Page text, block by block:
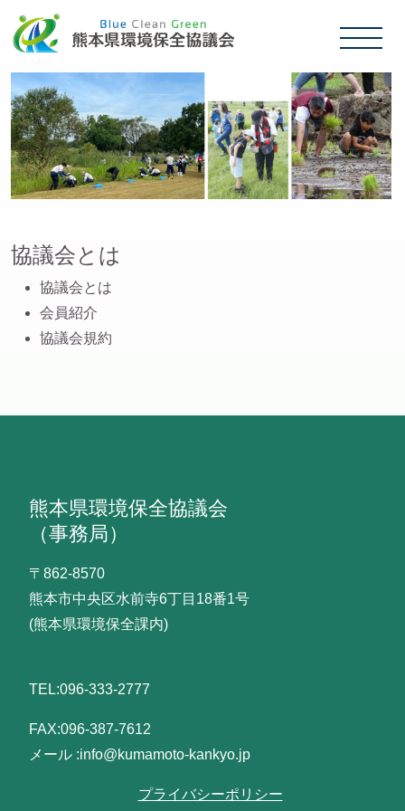
協議会とは
協議会とは
会員紹介
協議会規約
熊本県環境保全協議会
（事務局）
〒862-8570
熊本市中央区水前寺6丁目18番1号
(熊本県環境保全課内)
TEL:096-333-2777
FAX:096-387-7612
メール :info@kumamoto-kankyo.jp
プライバシーポリシー